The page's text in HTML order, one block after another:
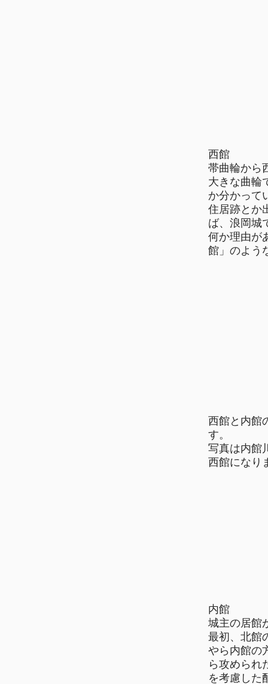
西館
帯曲輪から
大きな曲輪
か分かって
住居跡とか
ば、浪岡城
何か理由が
館」のよう
西館と内館
す。
写真は内館
西館になり
内館
城主の居館
最初、北館
やら内館の
ら攻められ
を考慮した